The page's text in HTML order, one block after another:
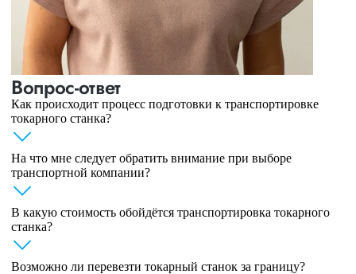
Вопрос-ответ
Как происходит процесс подготовки к транспортировке
токарного станка?
На что мне следует обратить внимание при выборе
транспортной компании?
В какую стоимость обойдётся транспортировка токарного
станка?
Возможно ли перевезти токарный станок за границу?